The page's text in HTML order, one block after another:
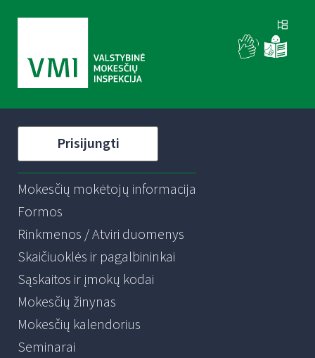
Prisijungti
Mokesčių mokėtojų informacija
Formos
Rinkmenos / Atviri duomenys
Skaičiuoklės ir pagalbininkai
Sąskaitos ir įmokų kodai
Mokesčių žinynas
Mokesčių kalendorius
Seminarai